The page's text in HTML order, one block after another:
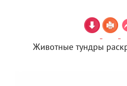
Животные тундры